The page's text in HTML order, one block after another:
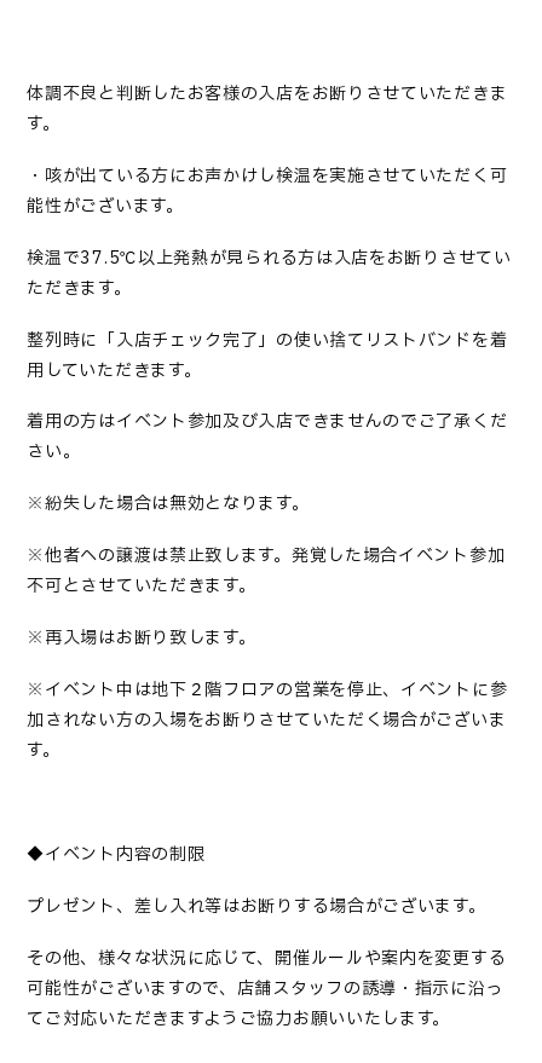
体調不良と判断したお客様の入店をお断りさせていただきま
す。
・咳が出ている方にお声かけし検温を実施させていただく可
能性がございます。
検温で37.5℃以上発熱が見られる方は入店をお断りさせてい
ただきます。
整列時に「入店チェック完了」の使い捨てリストバンドを着
用していただきます。
着用の方はイベント参加及び入店できませんのでご了承くだ
さい。
※紛失した場合は無効となります。
※他者への譲渡は禁止致します。発覚した場合イベント参加
不可とさせていただきます。
※再入場はお断り致します。
※イベント中は地下２階フロアの営業を停止、イベントに参
加されない方の入場をお断りさせていただく場合がございま
す。
◆イベント内容の制限
プレゼント、差し入れ等はお断りする場合がございます。
その他、様々な状況に応じて、開催ルールや案内を変更する
可能性がございますので、店舗スタッフの誘導・指示に沿っ
てご対応いただきますようご協力お願いいたします。